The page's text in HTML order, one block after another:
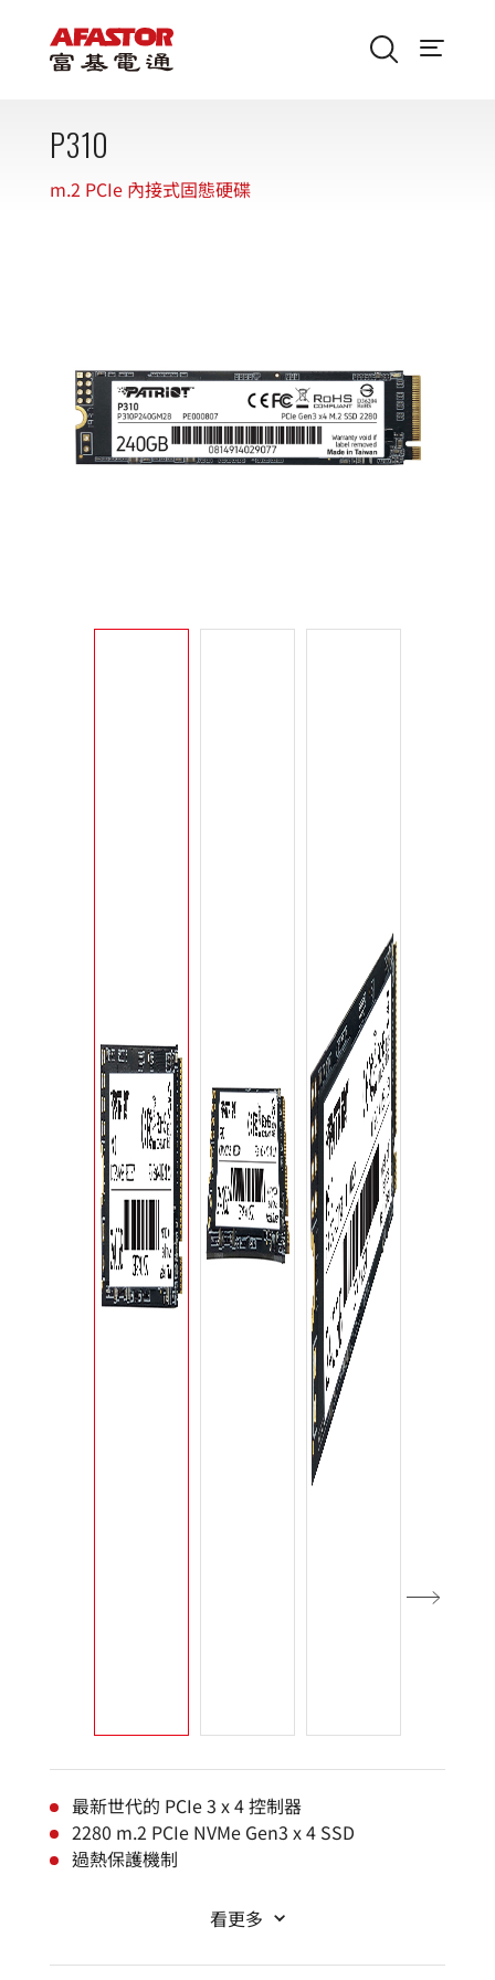
P310
m.2 PCIe 內接式固態硬碟
最新世代的 PCIe 3 x 4 控制器
2280 m.2 PCIe NVMe Gen3 x 4 SSD
過熱保護機制
看更多